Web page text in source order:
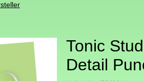
Tonic
Detail